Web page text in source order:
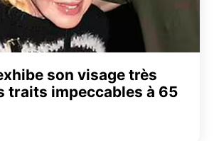
son visage très
traits impeccables à 65